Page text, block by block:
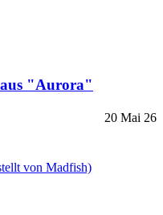
aus "Aurora"
20 Mai 26